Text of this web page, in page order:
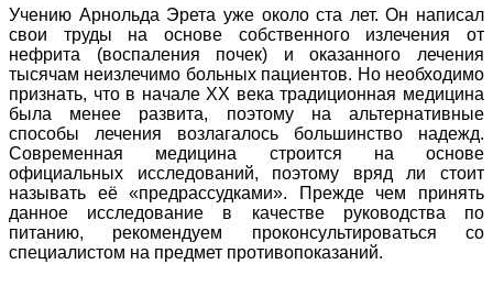
Учению Арнольда Эрета уже около ста лет. Он написал
свои труды на основе собственного излечения от
нефрита (воспаления почек) и оказанного лечения
тысячам неизлечимо больных пациентов. Но необходимо
признать, что в начале XX века традиционная медицина
была менее развита, поэтому на альтернативные
способы лечения возлагалось большинство надежд.
Современная медицина строится на основе
официальных исследований, поэтому вряд ли стоит
называть её «предрассудками». Прежде чем принять
данное исследование в качестве руководства по
питанию, рекомендуем проконсультироваться со
специалистом на предмет противопоказаний.